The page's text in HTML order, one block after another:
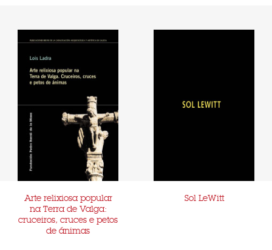
Arte relixiosa popular
na Terra de Valga:
cruceiros, cruces e petos
de ánimas
Sol LeWitt